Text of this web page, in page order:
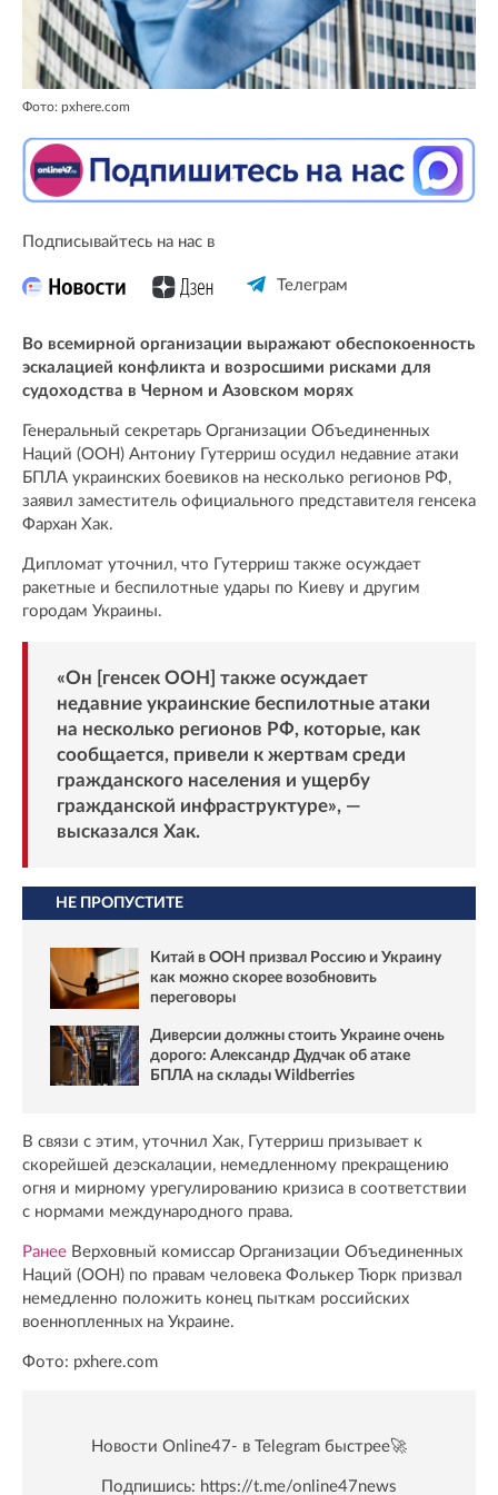
Фото: pxhere.com
Подписывайтесь на нас в
Телеграм
Во всемирной организации выражают обеспокоенность
эскалацией конфликта и возросшими рисками для
судоходства в Черном и Азовском морях
Генеральный секретарь Организации Объединенных
Наций (ООН) Антониу Гутерриш осудил недавние атаки
БПЛА украинских боевиков на несколько регионов РФ,
заявил заместитель официального представителя генсека
Фархан Хак.
Дипломат уточнил, что Гутерриш также осуждает
ракетные и беспилотные удары по Киеву и другим
городам Украины.
«Он [генсек ООН] также осуждает
недавние украинские беспилотные атаки
на несколько регионов РФ, которые, как
сообщается, привели к жертвам среди
гражданского населения и ущербу
гражданской инфраструктуре», —
высказался Хак.
НЕ ПРОПУСТИТЕ
Китай в ООН призвал Россию и Украину
как можно скорее возобновить
переговоры
Диверсии должны стоить Украине очень
дорого: Александр Дудчак об атаке
БПЛА на склады Wildberries
В связи с этим, уточнил Хак, Гутерриш призывает к
скорейшей деэскалации, немедленному прекращению
огня и мирному урегулированию кризиса в соответствии
с нормами международного права.
Ранее Верховный комиссар Организации Объединенных
Наций (ООН) по правам человека Фолькер Тюрк призвал
немедленно положить конец пыткам российских
военнопленных на Украине.
Фото: pxhere.com
Новости Online47- в Telegram быстрее🚀
Подпишись: https://t.me/online47news